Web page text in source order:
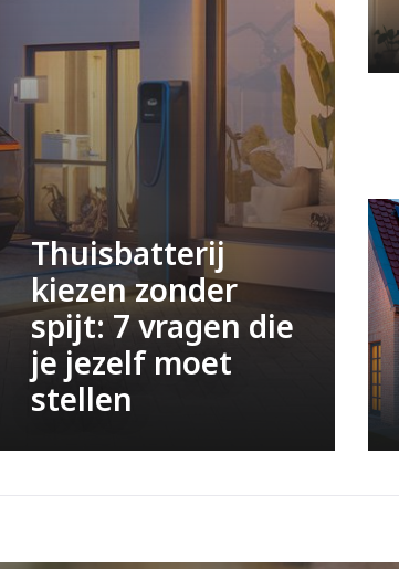
Thuisbatterij
kiezen zonder
spijt: 7 vragen die
je jezelf moet
stellen